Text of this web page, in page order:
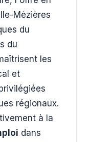
Mézières
du
du
les
et
régionaux.
à la
dans